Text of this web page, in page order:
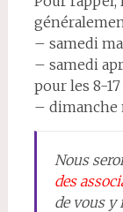
– samedi
– samedi
pour les 8-17
– dimanche
Nous
des
de vous y